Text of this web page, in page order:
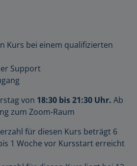
Kurs bei einem qualifizierten
Support
von 18:30 bis 21:30 Uhr. Ab
zum Zoom-Raum
für diesen Kurs beträgt 6
1 Woche vor Kursstart erreicht